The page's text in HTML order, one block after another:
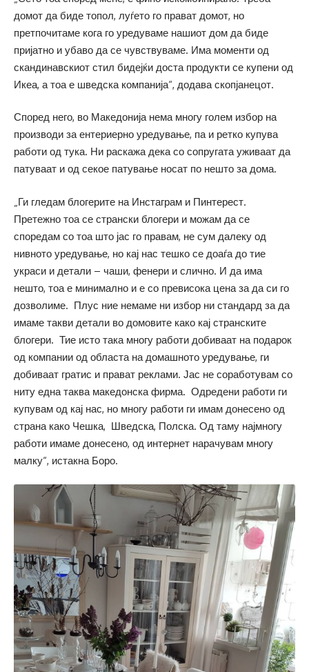
домот да биде топол, луѓето го прават домот, но
претпочитаме кога го уредуваме нашиот дом да биде
пријатно и убаво да се чувствуваме. Има моменти од
скандинавскиот стил бидејќи доста продукти се купени од
Икеа, а тоа е шведска компанија“, додава скопјанецот.
Според него, во Македонија нема многу голем избор на
производи за ентериерно уредување, па и ретко купува
работи од тука. Ни раскажа дека со сопругата уживаат да
патуваат и од секое патување носат по нешто за дома.
„Ги гледам блогерите на Инстаграм и Пинтерест.
Претежно тоа се странски блогери и можам да се
споредам со тоа што јас го правам, не сум далеку од
нивното уредување, но кај нас тешко се доаѓа до тие
украси и детали – чаши, фенери и слично. И да има
нешто, тоа е минимално и е со превисока цена за да си го
дозволиме. Плус ние немаме ни избор ни стандард за да
имаме такви детали во домовите како кај странските
блогери. Тие исто така многу работи добиваат на подарок
од компании од областа на домашното уредување, ги
добиваат гратис и прават реклами. Јас не соработувам со
ниту една таква македонска фирма. Одредени работи ги
купувам од кај нас, но многу работи ги имам донесено од
страна како Чешка, Шведска, Полска. Од таму најмногу
работи имаме донесено, од интернет нарачувам многу
малку“, истакна Боро.